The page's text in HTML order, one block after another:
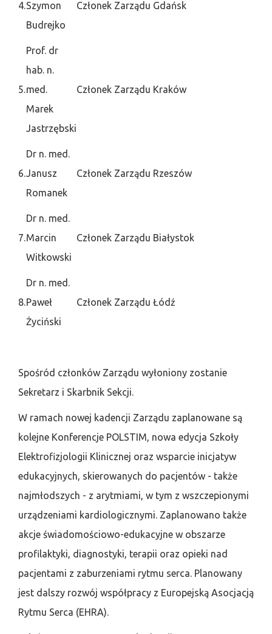
4.Szymon
Budrejko
Członek Zarządu Gdańsk
5.
Prof. dr
hab. n.
med.
Marek
Jastrzębski
Członek Zarządu Kraków
6.
Dr n. med.
Janusz
Romanek
Członek Zarządu Rzeszów
7.
Dr n. med.
Marcin
Witkowski
Członek Zarządu Białystok
8.
Dr n. med.
Paweł
Życiński
Członek Zarządu Łódź
Spośród członków Zarządu wyłoniony zostanie
Sekretarz i Skarbnik Sekcji.
W ramach nowej kadencji Zarządu zaplanowane są
kolejne Konferencje POLSTIM, nowa edycja Szkoły
Elektrofizjologii Klinicznej oraz wsparcie inicjatyw
edukacyjnych, skierowanych do pacjentów - także
najmłodszych - z arytmiami, w tym z wszczepionymi
urządzeniami kardiologicznymi. Zaplanowano także
akcje świadomościowo-edukacyjne w obszarze
profilaktyki, diagnostyki, terapii oraz opieki nad
pacjentami z zaburzeniami rytmu serca. Planowany
jest dalszy rozwój współpracy z Europejską Asocjacją
Rytmu Serca (EHRA).